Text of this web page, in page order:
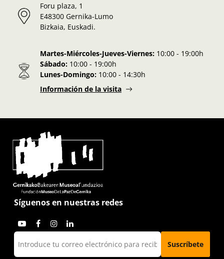
Foru plaza, 1
E48300 Gernika-Lumo
Bizkaia, Euskadi.
Martes-Miércoles-Jueves-Viernes: 10:00 - 19:00h
Sábado: 10:00 - 19:00h
Lunes-Domingo: 10:00 - 14:30h
Información de la visita
Síguenos en nuestras redes